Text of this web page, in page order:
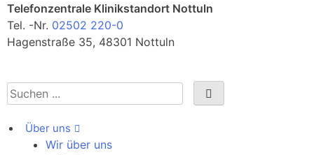
Telefonzentrale Klinikstandort Nottuln
Tel. -Nr. 02502 220-0
Hagenstraße 35, 48301 Nottuln
Über uns
Wir über uns